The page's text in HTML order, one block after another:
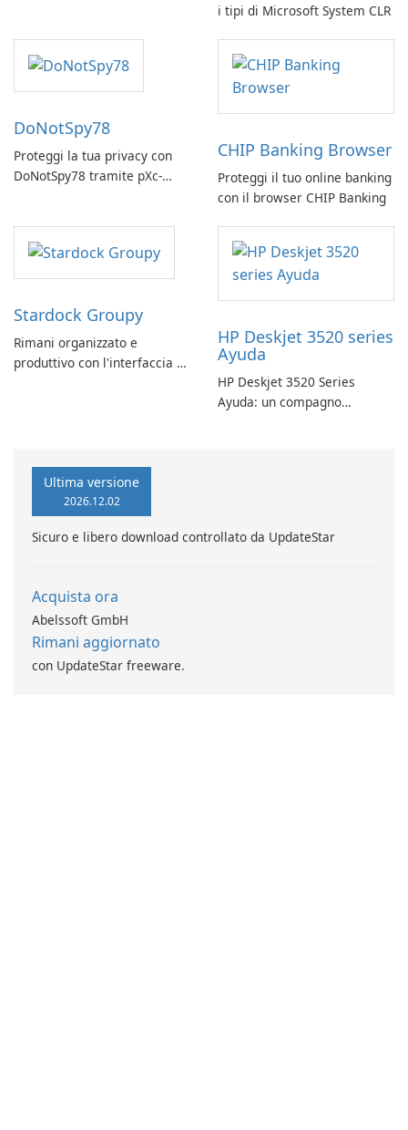
i tipi di Microsoft System CLR
DoNotSpy78
Proteggi la tua privacy con
DoNotSpy78 tramite pXc-
CHIP Banking Browser
Proteggi il tuo online banking
con il browser CHIP Banking
Stardock Groupy
Rimani organizzato e
produttivo con l'interfaccia a
HP Deskjet 3520 series
Ayuda
HP Deskjet 3520 Series
Ayuda: un compagno
Ultima versione
2026.12.02
Sicuro e libero download controllato da UpdateStar
Acquista ora
Abelssoft GmbH
Rimani aggiornato
con UpdateStar freeware.